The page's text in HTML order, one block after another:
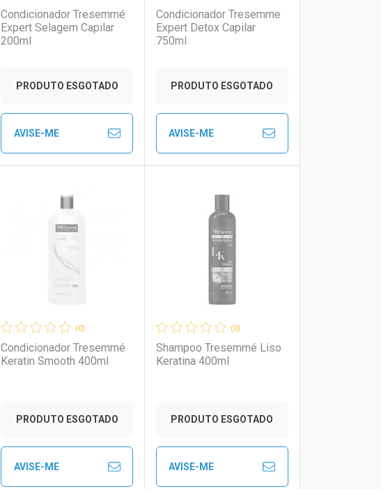
Ver Desconto Convênio Ver Desconto Convênio
Condicionador Tresemmé
Expert Selagem Capilar
200ml
PRODUTO ESGOTADO
AVISE-ME
Ver Desconto Convênio
Condicionador Tresemme
Expert Detox Capilar
750ml
PRODUTO ESGOTADO
AVISE-ME
Laboratório
Ver Desconto Convênio
Por Menos
(0)
Condicionador Tresemmé
Keratin Smooth 400ml
PRODUTO ESGOTADO
AVISE-ME
(0)
Shampoo Tresemmé Liso
Keratina 400ml
PRODUTO ESGOTADO
AVISE-ME